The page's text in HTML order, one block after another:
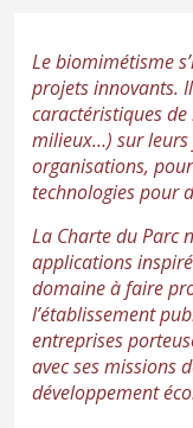
Le biomimétisme
projets innovants.
caractéristiques
milieux…) sur
organisations,
technologies pour
La Charte du Parc
applications
domaine à faire
l’établissement
entreprises
avec ses missions
développement